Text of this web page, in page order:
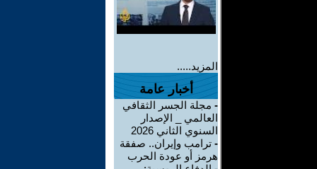
المزيد.....
أخبار عامة
- مجلة الجسر الثقافي
العالمي _ الإصدار
السنوي الثاني 2026
- ترامب وإيران.. صفقة
هرمز أو عودة الحرب